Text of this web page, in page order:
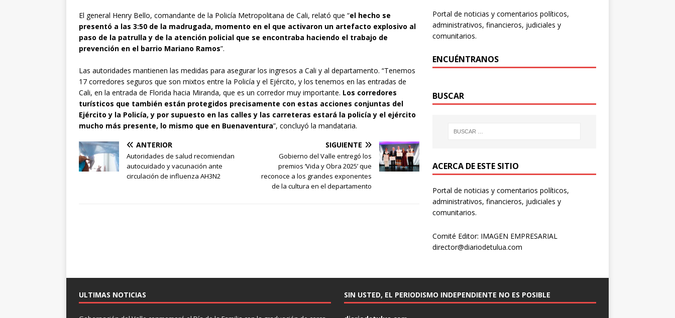
El general Henry Bello, comandante de la Policía Metropolitana de Cali, relató que “el hecho se
presentó a las 3:50 de la madrugada, momento en el que activaron un artefacto explosivo al
paso de la patrulla y de la atención policial que se encontraba haciendo el trabajo de
prevención en el barrio Mariano Ramos”.
Las autoridades mantienen las medidas para asegurar los ingresos a Cali y al departamento. “Tenemos
17 corredores seguros que son mixtos entre la Policía y el Ejército, y los tenemos en las entradas de
Cali, en la entrada de Florida hacia Miranda, que es un corredor muy importante. Los corredores
turísticos que también están protegidos precisamente con estas acciones conjuntas del
Ejército y la Policía, y por supuesto en las calles y las carreteras estará la policía y el ejército
mucho más presente, lo mismo que en Buenaventura”, concluyó la mandataria.
ANTERIOR
Autoridades de salud recomiendan
autocuidado y vacunación ante
circulación de influenza AH3N2
SIGUIENTE
Gobierno del Valle entregó los
premios ‘Vida y Obra 2025’ que
reconoce a los grandes exponentes
de la cultura en el departamento
Portal de noticias y comentarios políticos,
administrativos, financieros, judiciales y
comunitarios.
ENCUÉNTRANOS
BUSCAR
ACERCA DE ESTE SITIO
Portal de noticias y comentarios políticos,
administrativos, financieros, judiciales y
comunitarios.
Comité Editor: IMAGEN EMPRESARIAL
director@diariodetulua.com
ULTIMAS NOTICIAS SIN USTED, EL PERIODISMO INDEPENDIENTE NO ES POSIBLE